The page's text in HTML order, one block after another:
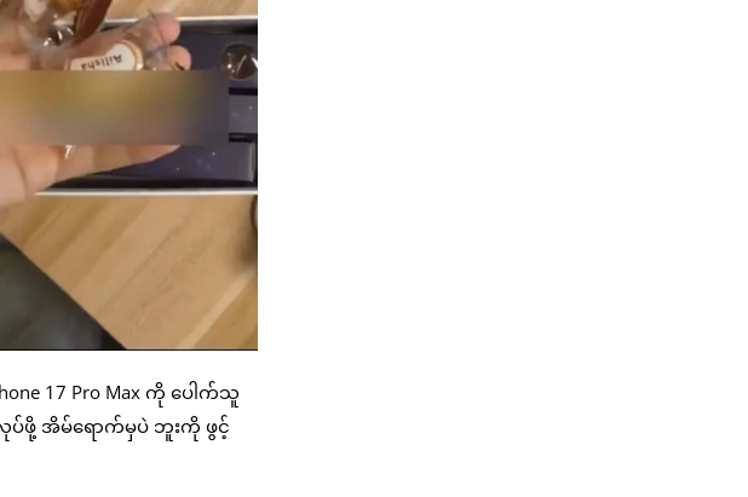
17 Pro Max ကို ပေါက်သူ
လုပ်ဖို့ အိမ်ရောက်မှပဲ ဘူးကို ဖွင့်